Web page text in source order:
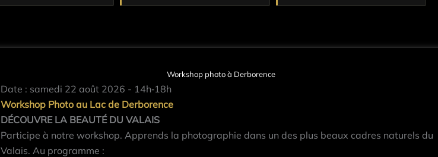
Workshop photo à Derborence
Date : samedi 22 août 2026 - 14h‐18h
Workshop Photo au Lac de Derborence
DÉCOUVRE LA BEAUTÉ DU VALAIS
Participe à notre workshop. Apprends la photographie dans un des plus beaux cadres naturels du
Valais. Au programme :